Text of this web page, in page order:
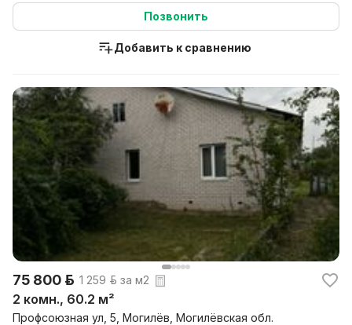
Позвонить
Добавить к сравнению
75 800 р. 1 259 р. за м2
2 комн., 60.2 м²
Профсоюзная ул, 5, Могилёв, Могилёвская обл.